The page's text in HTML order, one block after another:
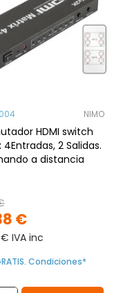
NIMO
HDMI switch
2 Salidas.
a distancia
€
IVA inc
Condiciones*